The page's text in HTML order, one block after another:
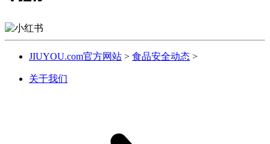
JIUYOU.com官方网站 > 食品安全动态 >
关于我们